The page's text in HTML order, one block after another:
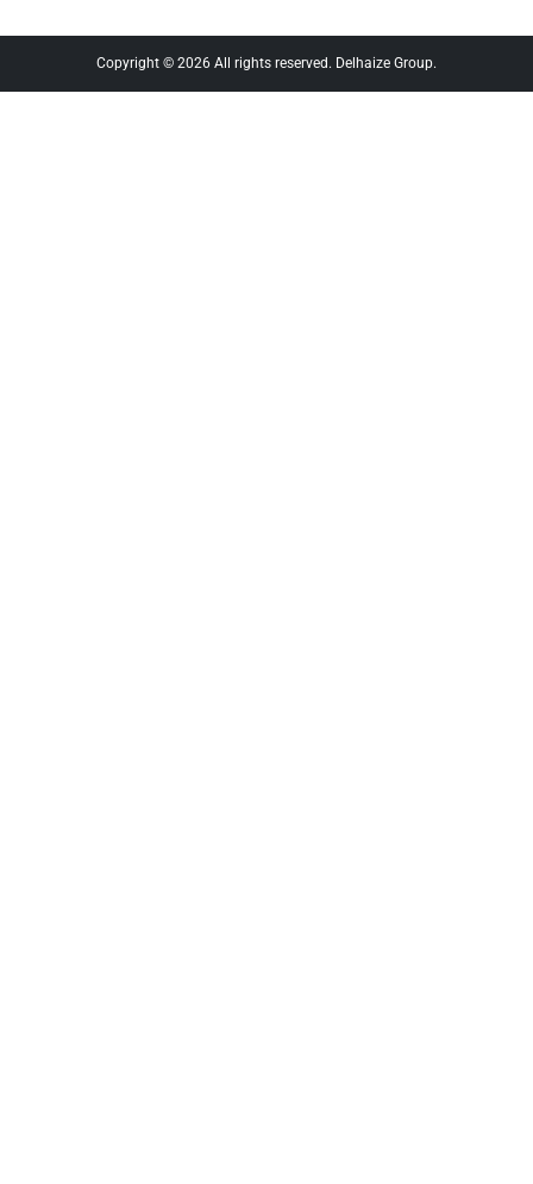
Copyright © 2026 All rights reserved. Delhaize Group.